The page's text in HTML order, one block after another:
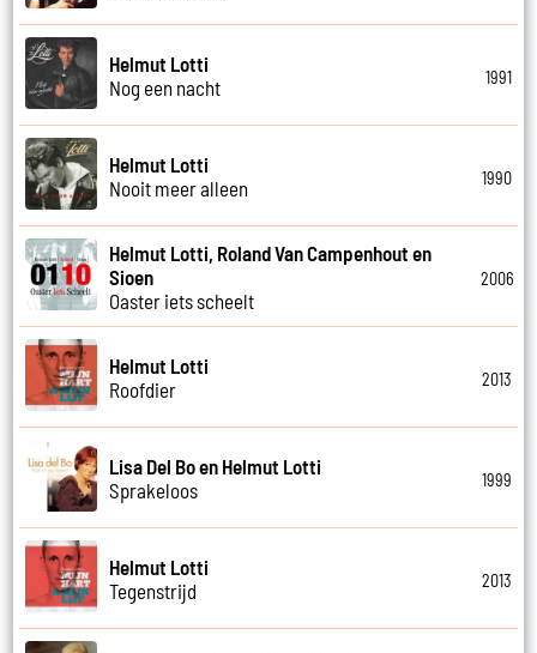
Helmut Lotti
Nog een nacht
1991
Helmut Lotti
Nooit meer alleen
1990
Helmut Lotti, Roland Van Campenhout en
Sioen
Oaster iets scheelt
2006
Helmut Lotti
Roofdier
2013
Lisa Del Bo en Helmut Lotti
Sprakeloos
1999
Helmut Lotti
Tegenstrijd
2013